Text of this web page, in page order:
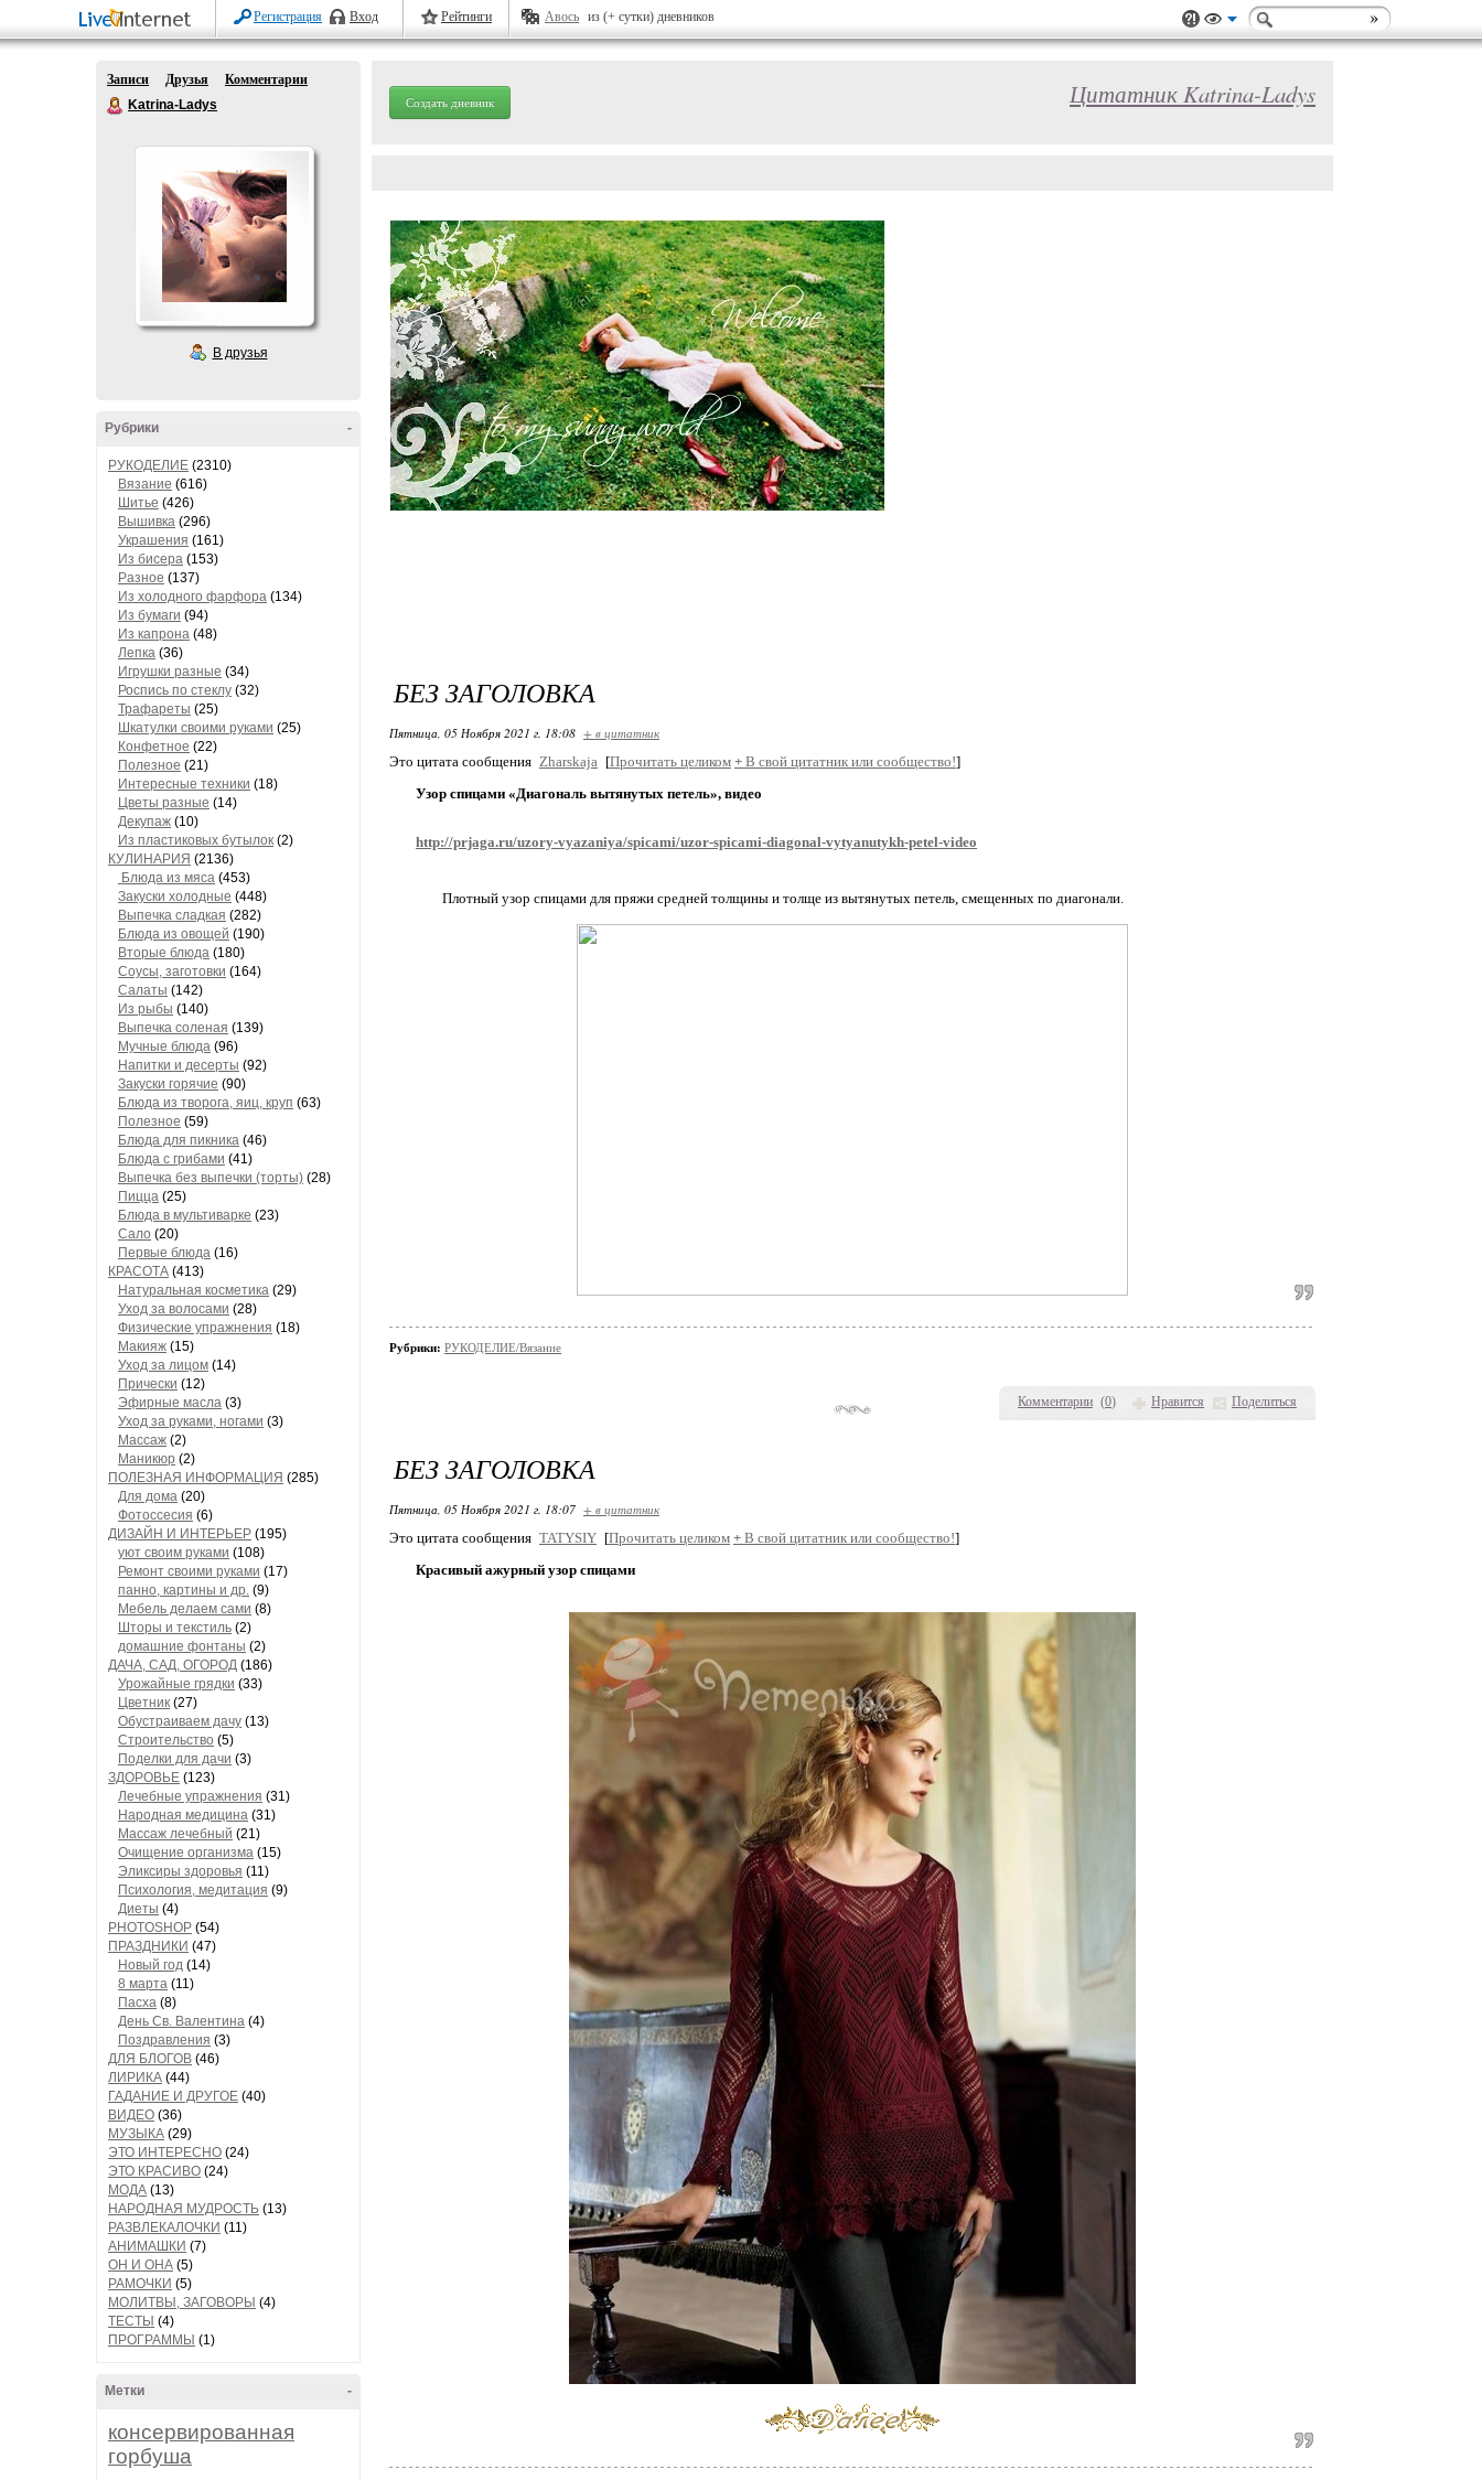
Регистрация Вход Рейтинги Авось из (+ сутки) дневников
Записи Друзья
Комментарии
Katrina-Ladys
В друзья
-
Рубрики
РУКОДЕЛИЕ (2310)
Вязание (616)
Шитье (426)
Вышивка (296)
Украшения (161)
Из бисера (153)
Разное (137)
Из холодного фарфора (134)
Из бумаги (94)
Из капрона (48)
Лепка (36)
Игрушки разные (34)
Роспись по стеклу (32)
Трафареты (25)
Шкатулки своими руками (25)
Конфетное (22)
Полезное (21)
Интересные техники (18)
Цветы разные (14)
Декупаж (10)
Из пластиковых бутылок (2)
КУЛИНАРИЯ (2136)
Блюда из мяса (453)
Закуски холодные (448)
Выпечка сладкая (282)
Блюда из овощей (190)
Вторые блюда (180)
Соусы, заготовки (164)
Салаты (142)
Из рыбы (140)
Выпечка соленая (139)
Мучные блюда (96)
Напитки и десерты (92)
Закуски горячие (90)
Блюда из творога, яиц, круп (63)
Полезное (59)
Блюда для пикника (46)
Блюда с грибами (41)
Выпечка без выпечки (торты) (28)
Пицца (25)
Блюда в мультиварке (23)
Сало (20)
Первые блюда (16)
КРАСОТА (413)
Натуральная косметика (29)
Уход за волосами (28)
Физические упражнения (18)
Макияж (15)
Уход за лицом (14)
Прически (12)
Эфирные масла (3)
Уход за руками, ногами (3)
Массаж (2)
Маникюр (2)
ПОЛЕЗНАЯ ИНФОРМАЦИЯ (285)
Для дома (20)
Фотоссесия (6)
ДИЗАЙН И ИНТЕРЬЕР (195)
уют своим руками (108)
Ремонт своими руками (17)
панно, картины и др. (9)
Мебель делаем сами (8)
Шторы и текстиль (2)
домашние фонтаны (2)
ДАЧА, САД, ОГОРОД (186)
Урожайные грядки (33)
Цветник (27)
Обустраиваем дачу (13)
Строительство (5)
Поделки для дачи (3)
ЗДОРОВЬЕ (123)
Лечебные упражнения (31)
Народная медицина (31)
Массаж лечебный (21)
Очищение организма (15)
Эликсиры здоровья (11)
Психология, медитация (9)
Диеты (4)
PHOTOSHOP (54)
ПРАЗДНИКИ (47)
Новый год (14)
8 марта (11)
Пасха (8)
День Св. Валентина (4)
Поздравления (3)
ДЛЯ БЛОГОВ (46)
ЛИРИКА (44)
ГАДАНИЕ И ДРУГОЕ (40)
ВИДЕО (36)
МУЗЫКА (29)
ЭТО ИНТЕРЕСНО (24)
ЭТО КРАСИВО (24)
МОДА (13)
НАРОДНАЯ МУДРОСТЬ (13)
РАЗВЛЕКАЛОЧКИ (11)
АНИМАШКИ (7)
ОН И ОНА (5)
РАМОЧКИ (5)
МОЛИТВЫ, ЗАГОВОРЫ (4)
ТЕСТЫ (4)
ПРОГРАММЫ (1)
-
Метки
консервированная
горбуша
Создать дневник Цитатник Katrina-Ladys
Комментарии (0) Нравится Поделиться
БЕЗ ЗАГОЛОВКА
Пятница, 05 Ноября 2021 г. 18:08 + в цитатник
Это цитата сообщения Zharskaja [Прочитать целиком + В свой цитатник или сообщество!]
Узор спицами «Диагональ вытянутых петель», видео
http://prjaga.ru/uzory-vyazaniya/spicami/uzor-spicami-diagonal-vytyanutykh-petel-video
Плотный узор спицами для пряжи средней толщины и толще из вытянутых петель, смещенных по диагонали.
Рубрики: РУКОДЕЛИЕ/Вязание
БЕЗ ЗАГОЛОВКА
Пятница, 05 Ноября 2021 г. 18:07 + в цитатник
Это цитата сообщения TATYSIY [Прочитать целиком + В свой цитатник или сообщество!]
Красивый ажурный узор спицами